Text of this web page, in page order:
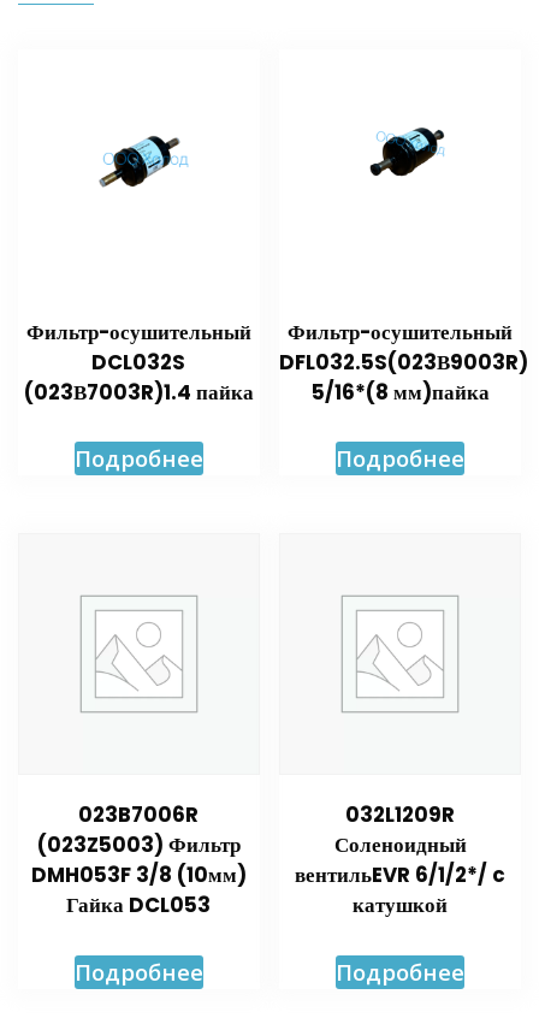
Фильтр-осушительный
DCL032S
(023В7003R)1.4 пайка
Подробнее
Фильтр-осушительный
DFL032.5S(023В9003R)
5/16*(8 мм)пайка
Подробнее
023B7006R
(023Z5003) Фильтр
DMH053F 3/8 (10мм)
Гайка DCL053
Подробнее
032L1209R
Соленоидный
вентильEVR 6/1/2*/ c
катушкой
Подробнее